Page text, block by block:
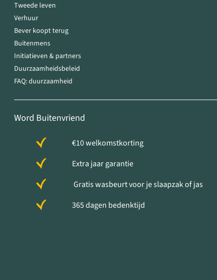
Tweede leven
Verhuur
Bever koopt terug
Buitenmens
Initiatieven & partners
Duurzaamheidsbeleid
FAQ: duurzaamheid
Word Buitenvriend
€10 welkomstkorting
Extra jaar garantie
Gratis wasbeurt voor je slaapzak of jas
365 dagen bedenktijd